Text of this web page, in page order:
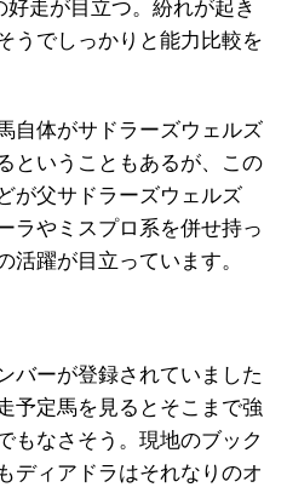
走が目立つ。紛れが起き
うでしっかりと能力比較を
自体がサドラーズウェルズ
ということもあるが、この
が父サドラーズウェルズ
ラやミスプロ系を併せ持っ
活躍が目立っています。
バーが登録されていました
予定馬を見るとそこまで強
もなさそう。現地のブック
ディアドラはそれなりのオ